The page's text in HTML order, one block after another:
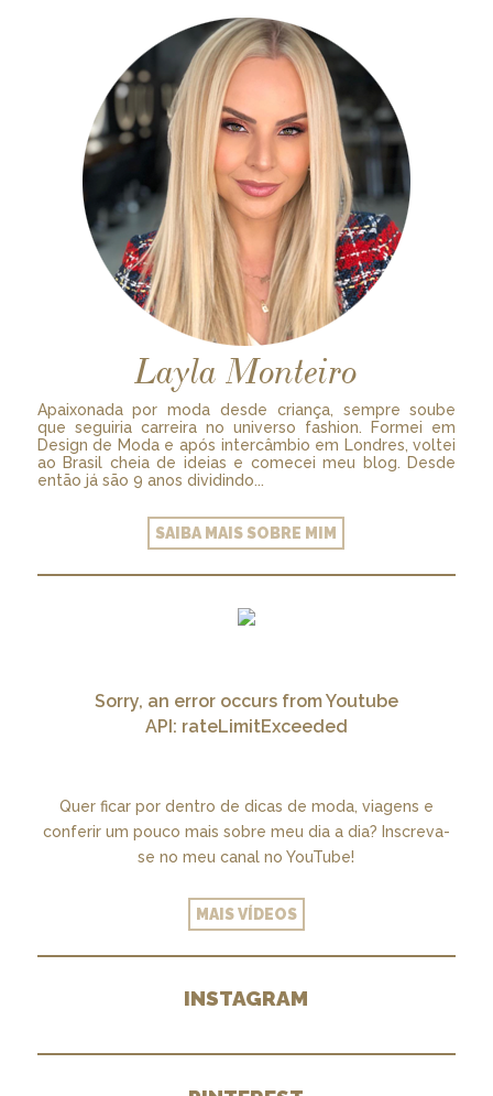
Layla Monteiro
Apaixonada por moda desde criança, sempre soube
que seguiria carreira no universo fashion. Formei em
Design de Moda e após intercâmbio em Londres, voltei
ao Brasil cheia de ideias e comecei meu blog. Desde
então já são 9 anos dividindo...
SAIBA MAIS SOBRE MIM
Sorry, an error occurs from Youtube
API: rateLimitExceeded
Quer ficar por dentro de dicas de moda, viagens e
conferir um pouco mais sobre meu dia a dia? Inscreva-
se no meu canal no YouTube!
MAIS VÍDEOS
INSTAGRAM